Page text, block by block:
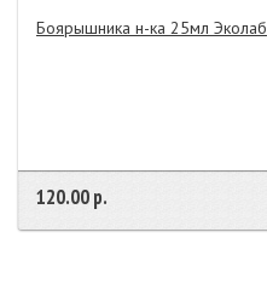
Боярышника н-ка 25мл Эколаб
120.00 р.